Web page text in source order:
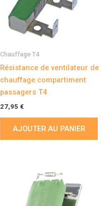
Chauffage T4
Résistance de ventilateur de
chauffage compartiment
passagers T4
27,95 €
AJOUTER AU PANIER